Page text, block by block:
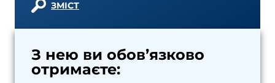
ЗМІСТ
З нею ви обов’язково
отримаєте: